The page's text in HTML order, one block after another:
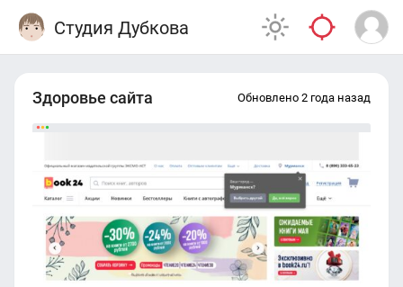
Студия Дубкова
Здоровье сайта Обновлено 2 года назад